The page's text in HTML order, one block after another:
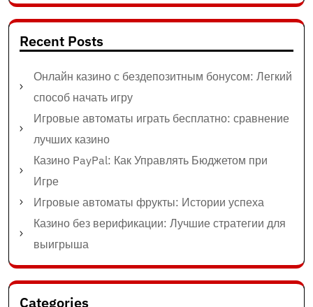
Recent Posts
Онлайн казино с бездепозитным бонусом: Легкий
способ начать игру
Игровые автоматы играть бесплатно: сравнение
лучших казино
Казино PayPal: Как Управлять Бюджетом при
Игре
Игровые автоматы фрукты: Истории успеха
Казино без верификации: Лучшие стратегии для
выигрыша
Categories